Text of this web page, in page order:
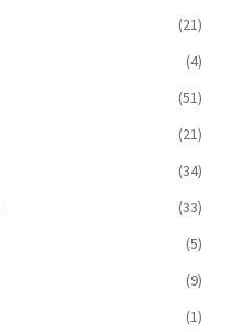
(21)
(4)
(51)
(21)
(34)
(33)
(5)
(9)
(1)